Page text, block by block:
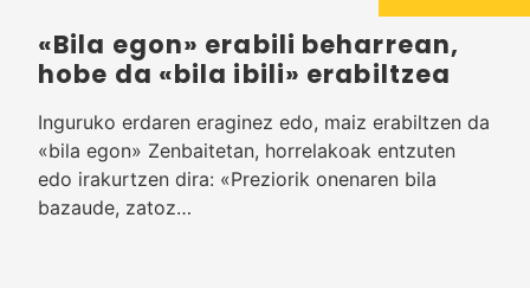
«Bila egon» erabili beharrean,
hobe da «bila ibili» erabiltzea
Inguruko erdaren eraginez edo, maiz erabiltzen da
«bila egon» Zenbaitetan, horrelakoak entzuten
edo irakurtzen dira: «Preziorik onenaren bila
bazaude, zatoz…